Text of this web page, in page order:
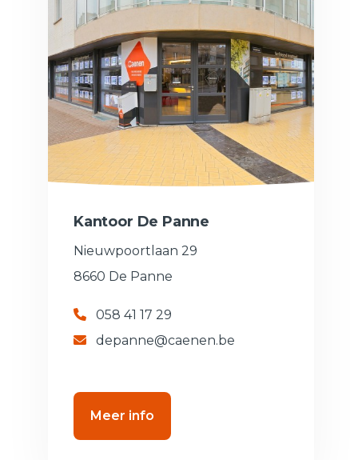
Kantoor De Panne
Nieuwpoortlaan 29
8660 De Panne
058 41 17 29
depanne@caenen.be
Meer info